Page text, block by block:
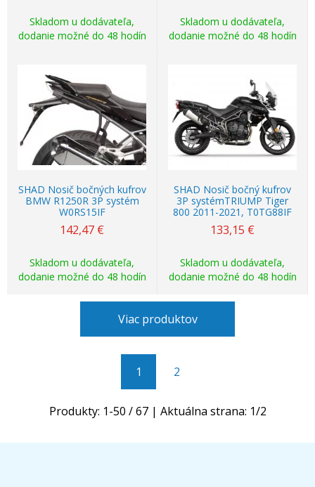
Skladom u dodávateľa,
dodanie možné do 48 hodín
Skladom u dodávateľa,
dodanie možné do 48 hodín
SHAD Nosič bočných kufrov
BMW R1250R 3P systém
W0RS15IF
142,47 €
Skladom u dodávateľa,
dodanie možné do 48 hodín
SHAD Nosič bočný kufrov
3P systémTRIUMP Tiger
800 2011-2021, T0TG88IF
133,15 €
Skladom u dodávateľa,
dodanie možné do 48 hodín
Viac produktov
1 2
Produkty: 1-50 /67| Aktuálna strana: 1/2